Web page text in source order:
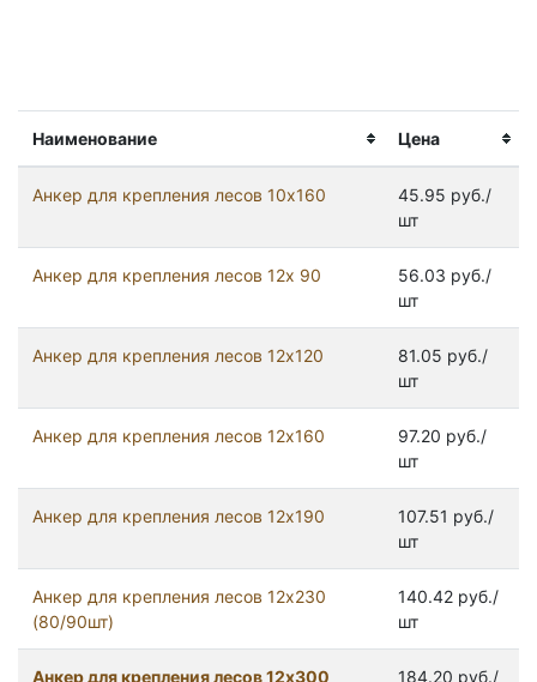
Наименование Цена
Анкер для крепления лесов 10х160
45.95 руб./
шт
Анкер для крепления лесов 12х 90
56.03 руб./
шт
Анкер для крепления лесов 12х120
81.05 руб./
шт
Анкер для крепления лесов 12х160
97.20 руб./
шт
Анкер для крепления лесов 12х190
107.51 руб./
шт
Анкер для крепления лесов 12х230
(80/90шт)
140.42 руб./
шт
Анкер для крепления лесов 12х300
184.20 руб./